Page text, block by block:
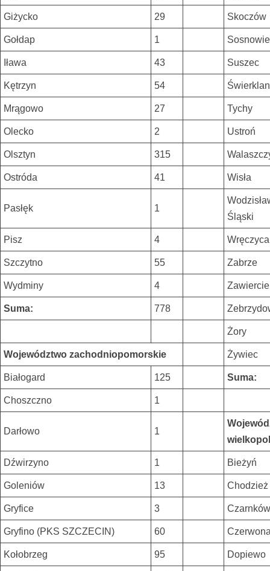
Giżycko 29 Skoczów
Gołdap 1
Iława 43 Suszec
Kętrzyn 54
Mrągowo 27 Tychy
Olecko 2 Ustroń
Olsztyn 315
Ostróda 41 Wisła
Pasłęk 1
Śląski
Pisz 4 Wręczyca
Szczytno 55 Zabrze
Wydminy 4 Zawiercie
Suma: 778
Żory
Województwo zachodniopomorskie Żywiec
Białogard 125 Suma:
Choszczno 1
Darłowo 1
Dźwirzyno 1 Bieżyń
Goleniów 13 Chodzież
Gryfice 3 Czarnków
Gryfino (PKS SZCZECIN) 60
Kołobrzeg 95 Dopiewo